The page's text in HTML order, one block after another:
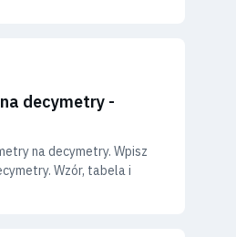
decymetry -
na decymetry. Wpisz
Wzór, tabela i